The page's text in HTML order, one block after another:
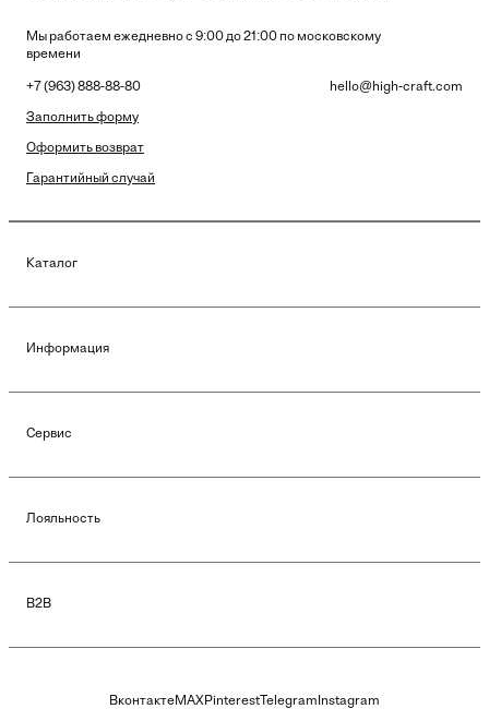
Мы работаем ежедневно с 9:00 до 21:00 по московскому
времени
+7 (963) 888-88-80 hello@high-craft.com
Заполнить форму
Оформить возврат
Гарантийный случай
Каталог
Информация
Сервис
Лояльность
B2B
ВконтактеMAXPinterest Telegram Instagram